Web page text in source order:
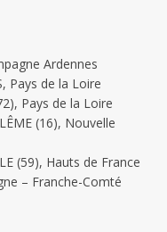
Ardennes
Pays de la Loire
Pays de la Loire
(16), Nouvelle
(59), Hauts de France
– Franche-Comté